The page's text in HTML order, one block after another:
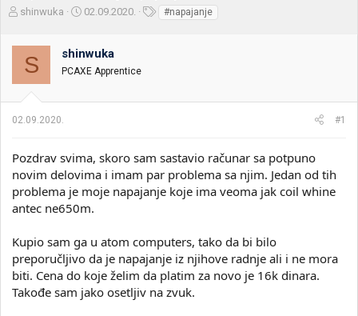
Z
n
t
m
shinwuka
D
u
m
t
j
a
02.09.2020.
O#napajanje
S shinwuka
PCAXE Apprentice
02.09.2020. #1
Pozdrav svima, skoro sam sastavio računar sa potpuno
novim delovima i imam par problema sa njim. Jedan od tih
problema je moje napajanje koje ima veoma jak coil whine
antec ne650m.
Kupio sam ga u atom computers, tako da bi bilo
preporučljivo da je napajanje iz njihove radnje ali i ne mora
biti. Cena do koje želim da platim za novo je 16k dinara.
Takođe sam jako osetljiv na zvuk.